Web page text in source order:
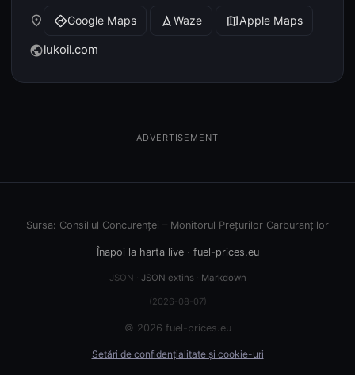
place directionsGoogle Maps navigation Waze mapApple Maps
publiclukoil.com
ADVERTISEMENT
Sursa: Consiliul Concurenței – Monitorul Prețurilor Carburanților
Înapoi la harta live· fuel-prices.eu
JSON · JSON extins· Markdown
(2026-08-07)
© 2026 fuel-prices.eu
Setări de confidențialitate și cookie-uri